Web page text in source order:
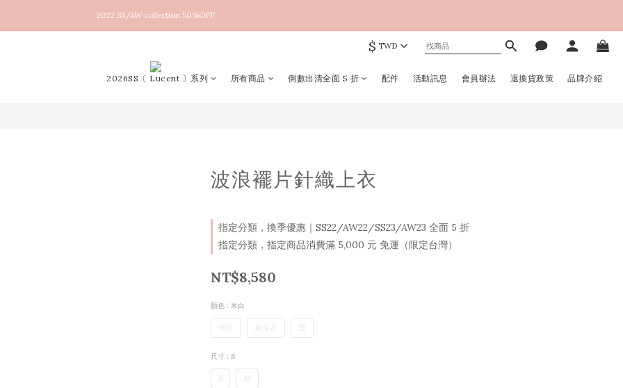
New arrival！2026SS Lucent
2022 SS/AW collection 50%OFF
$ TWD
2026SS〔 Lucent 〕系列 所有商品 倒數出清全面 5 折 配件 活動訊息 會員辦法 退換貨政策 品牌介紹
波浪襬片針織上衣
指定分類，換季優惠｜SS22/AW22/SS23/AW23 全面 5 折
指定分類，指定商品消費滿 5,000 元 免運（限定台灣）
NT$8,580
顏色 : 米白
灰卡其
尺寸 : S
S M